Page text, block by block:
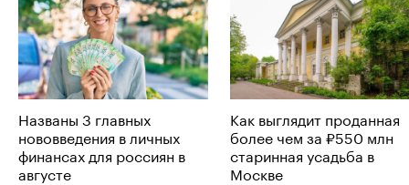
Названы 3 главных
нововведения в личных
финансах для россиян в
августе
Как выглядит проданная
более чем за ₽550 млн
старинная усадьба в
Москве